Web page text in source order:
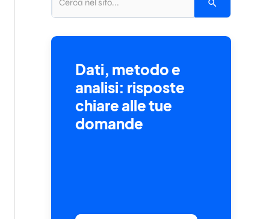
Dati, metodo e
analisi: risposte
chiare alle tue
domande